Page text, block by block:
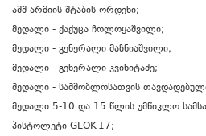
აშშ არმიის შტაბის ორდენი;
მედალი - ქაქუცა ჩოლოყაშვილი;
მედალი - გენერალი მაზნიაშვილი;
მედალი - გენერალი კვინიტაძე;
მედალი - სამშობლოსათვის
მედალი 5-10 და 15 წლის უმწიკლო
პისტოლეტი GLOK-17;